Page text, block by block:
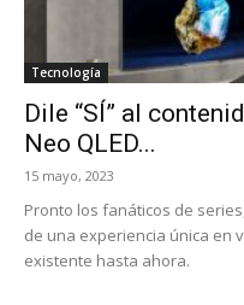
Tecnología
Dile “SÍ” al
Neo QLED...
15 mayo, 2023
Pronto los fanáticos de
de una experiencia única en
existente hasta ahora.